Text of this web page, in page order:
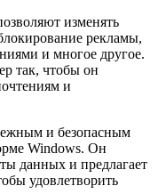
изменять
рекламы,
и многое другое.
так, чтобы он
и
и безопасным
Windows. Он
данных и предлагает
удовлетворить